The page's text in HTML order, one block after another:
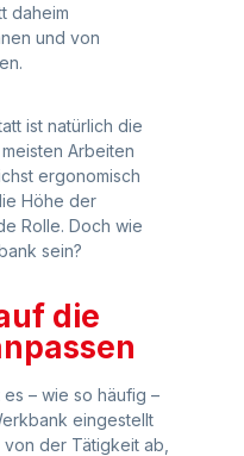
daheim
und von
ist natürlich die
Arbeiten
ergonomisch
Höhe der
Rolle. Doch wie
sein?
die
– wie so häufig –
eingestellt
der Tätigkeit ab,